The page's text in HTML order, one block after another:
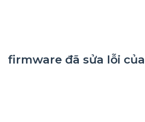
firmware đã sửa lỗi